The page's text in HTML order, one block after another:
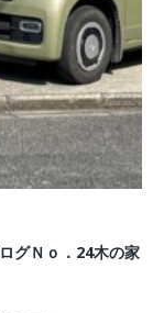
グＮｏ．24木の家